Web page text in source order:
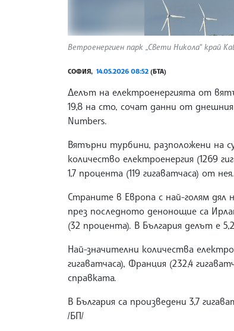
Ветроенергиен парк „Свети Никола“ край
СОФИЯ, 14.05.2026 08:52 (БТА)
Делът на електроенергията от
19,8 на сто, сочат данни от
Numbers.
Вятърни турбини, разположени на
количество електроенергия (1269
1,7 процента (119 гигаватчаса) от нея.
Страните в Европа с най-голям дял
през последното денонощие са
(32 процента). В България делът е
Най-значителни количества
гигаватчаса), Франция (232,4
справката.
В България са произведени 3,7
/БП/